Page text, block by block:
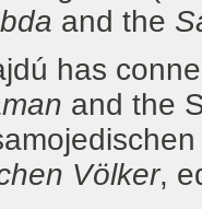
and the
has
and the
Völker,